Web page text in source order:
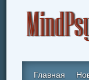
Главная